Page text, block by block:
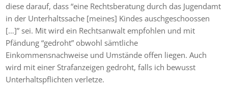
diese darauf, dass “eine Rechtsberatung durch das Jugendamt
in der Unterhaltssache [meines] Kindes auschgeschoossen
[…]” sei. Mit wird ein Rechtsanwalt empfohlen und mit
Pfändung “gedroht” obwohl sämtliche
Einkommensnachweise und Umstände offen liegen. Auch
wird mit einer Strafanzeigen gedroht, falls ich bewusst
Unterhaltspflichten verletze.